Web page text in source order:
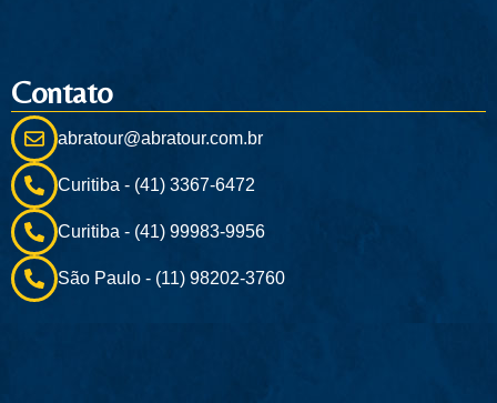
Contato
abratour@abratour.com.br
Curitiba - (41) 3367-6472
Curitiba - (41) 99983-9956
São Paulo - (11) 98202-3760